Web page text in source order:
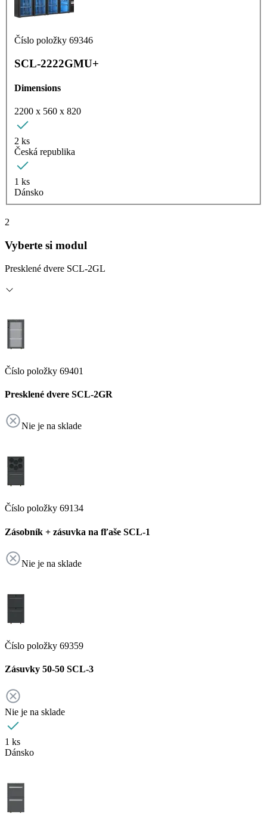
Číslo položky 69346
SCL-2222GMU+
Dimensions
2200 x 560 x 820
2 ks
Česká republika
1 ks
Dánsko
2
Vyberte si modul
Presklené dvere SCL-2GL
Číslo položky 69401
Presklené dvere SCL-2GR
Nie je na sklade
Číslo položky 69134
Zásobník + zásuvka na fľaše SCL-1
Nie je na sklade
Číslo položky 69359
Zásuvky 50-50 SCL-3
Nie je na sklade
1 ks
Dánsko